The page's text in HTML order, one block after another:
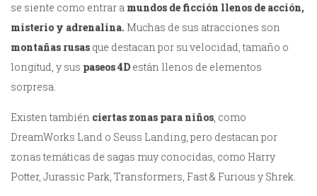
se siente como entrar a mundos de ficción llenos de acción,
misterio y adrenalina. Muchas de sus atracciones son
montañas rusas que destacan por su velocidad, tamaño o
longitud, y sus paseos 4D están llenos de elementos
sorpresa.
Existen también ciertas zonas para niños, como
DreamWorks Land o Seuss Landing, pero destacan por
zonas temáticas de sagas muy conocidas, como Harry
Potter, Jurassic Park, Transformers, Fast & Furious y Shrek.